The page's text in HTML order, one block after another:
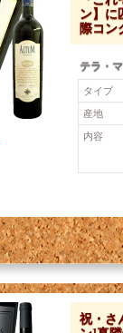
ン】に
際コ
テラ・
タイプ
産地
内容
祝・さ